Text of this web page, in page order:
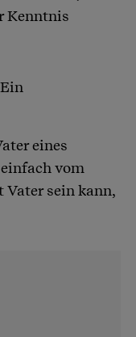
Kenntnis
eines
vom
Vater sein kann,